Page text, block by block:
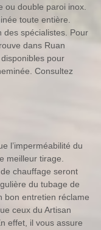
ou double paroi inox.
toute entière.
des spécialistes. Pour
dans Ruan
pour
Consultez
l’imperméabilité du
meilleur tirage.
chauffage seront
du tubage de
bon entretien réclame
ceux du Artisan
effet, il vous assure